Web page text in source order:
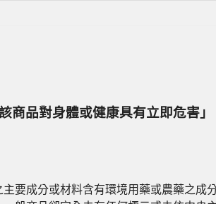
品對身體或健康具有立即危害
要成分或材料含有環境用藥或農藥之成